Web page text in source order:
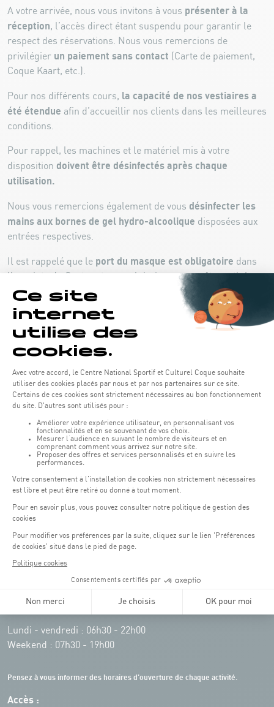
A votre arrivée, nous vous invitons à vous présenter à la
réception, l’accès direct étant suspendu pour garantir le
respect des réservations. Nous vous remercions de
privilégier un paiement sans contact (Carte de paiement,
Coque Kaart, etc.).
Pour nos différents cours, la capacité de nos vestiaires a
été étendue afin d’accueillir nos clients dans les meilleures
conditions.
Pour rappel, les machines et le matériel mis à votre
disposition doivent être désinfectés après chaque
utilisation.
Nous vous remercions également de vous désinfecter les
mains aux bornes de gel hydro-alcoolique disposées aux
entrées respectives.
Il est rappelé que le port du masque est obligatoire dans
l’enceinte du Centre et que celui-ci ne pourra être retiré que
dans les douches, et lorsque vous êtes à une place fixe
pendant votre cours.
Enfin, nous vous rendons attentifs à l’indispensablerespect
des gestes barrière, respectivement de la distanciation
Horaires d'ouverture du batiment de la Coque :
Lundi - vendredi : 06h30 - 22h00
Weekend : 07h30 - 19h00
Pensez à vous informer des horaires d'ouverture de chaque activité.
Accès :